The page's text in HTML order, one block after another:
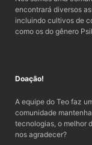
encontrará diversos
incluindo cultivos de
como os do gênero
Doação!
A equipe do Teo faz
comunidade
tecnologias, o melhor
nos agradecer?